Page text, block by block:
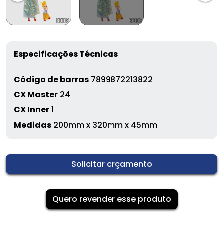
Especificações Técnicas
Código de barras 7899872213822
CX Master 24
CX Inner1
Medidas 200mm x 320mm x 45mm
Solicitar orçamento
Quero revender esse produto